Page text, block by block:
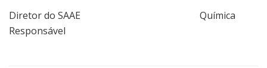
Diretor do SAAE Química
Responsável